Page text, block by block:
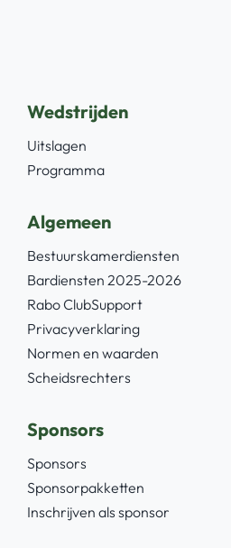
Wedstrijden
Uitslagen
Programma
Algemeen
Bestuurskamerdiensten
Bardiensten 2025-2026
Rabo ClubSupport
Privacyverklaring
Normen en waarden
Scheidsrechters
Sponsors
Sponsors
Sponsorpakketten
Inschrijven als sponsor